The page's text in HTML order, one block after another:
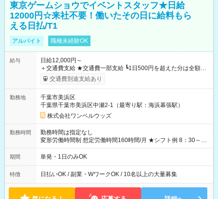
東京ゲームショウでイベントスタッフ★日給
12000円☆来社不要！働いたその日に給料もら
える日払/T1
アルバイト 職種未経験OK
給与
日給12,000円～
＋交通費支給 ★交通費一部支給 ┗1日500円を超えた分は全額支
給！ ※往復500円以内の方は自己負担となります ★日払いOK！
（規定あり） ┗働いたその日に現金GET♪ お仕事後はコンビニ
なし
交通費別途支給あり
勤務地
千葉市美浜区
千葉県千葉市美浜区中瀬2-1（最寄り駅：海浜幕張駅）
株式会社ワンベルウッズ
勤務時間
勤務時間は指定なし
変形労働時間制 想定労働時間160時間/月 ★シフト例 8：30～
19：00
期間 単発・1日のみOK
特徴 日払いOK / 副業・WワークOK / 10名以上の大量募集